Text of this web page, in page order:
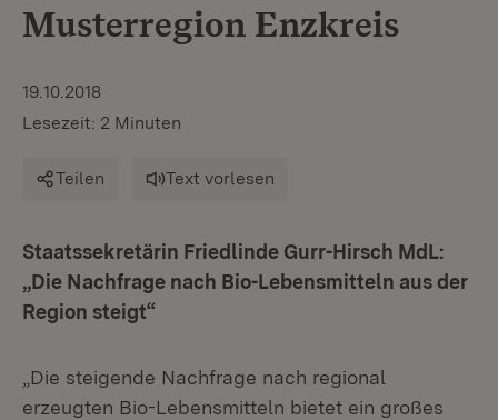
Musterregion Enzkreis
19.10.2018
Lesezeit: 2 Minuten
Teilen Text vorlesen
Staatssekretärin Friedlinde Gurr-Hirsch MdL:
„Die Nachfrage nach Bio-Lebensmitteln aus der
Region steigt“
„Die steigende Nachfrage nach regional
erzeugten Bio-Lebensmitteln bietet ein großes